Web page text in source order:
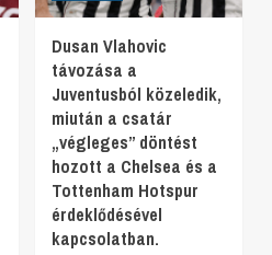
Dusan Vlahovic
távozása a
Juventusból közeledik,
miután a csatár
„végleges” döntést
hozott a Chelsea és a
Tottenham Hotspur
érdeklődésével
kapcsolatban.